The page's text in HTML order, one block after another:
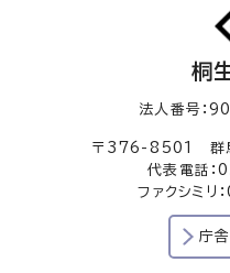
桐
法人番号
〒376-8501 群馬
代表電話
ファクシミ
庁